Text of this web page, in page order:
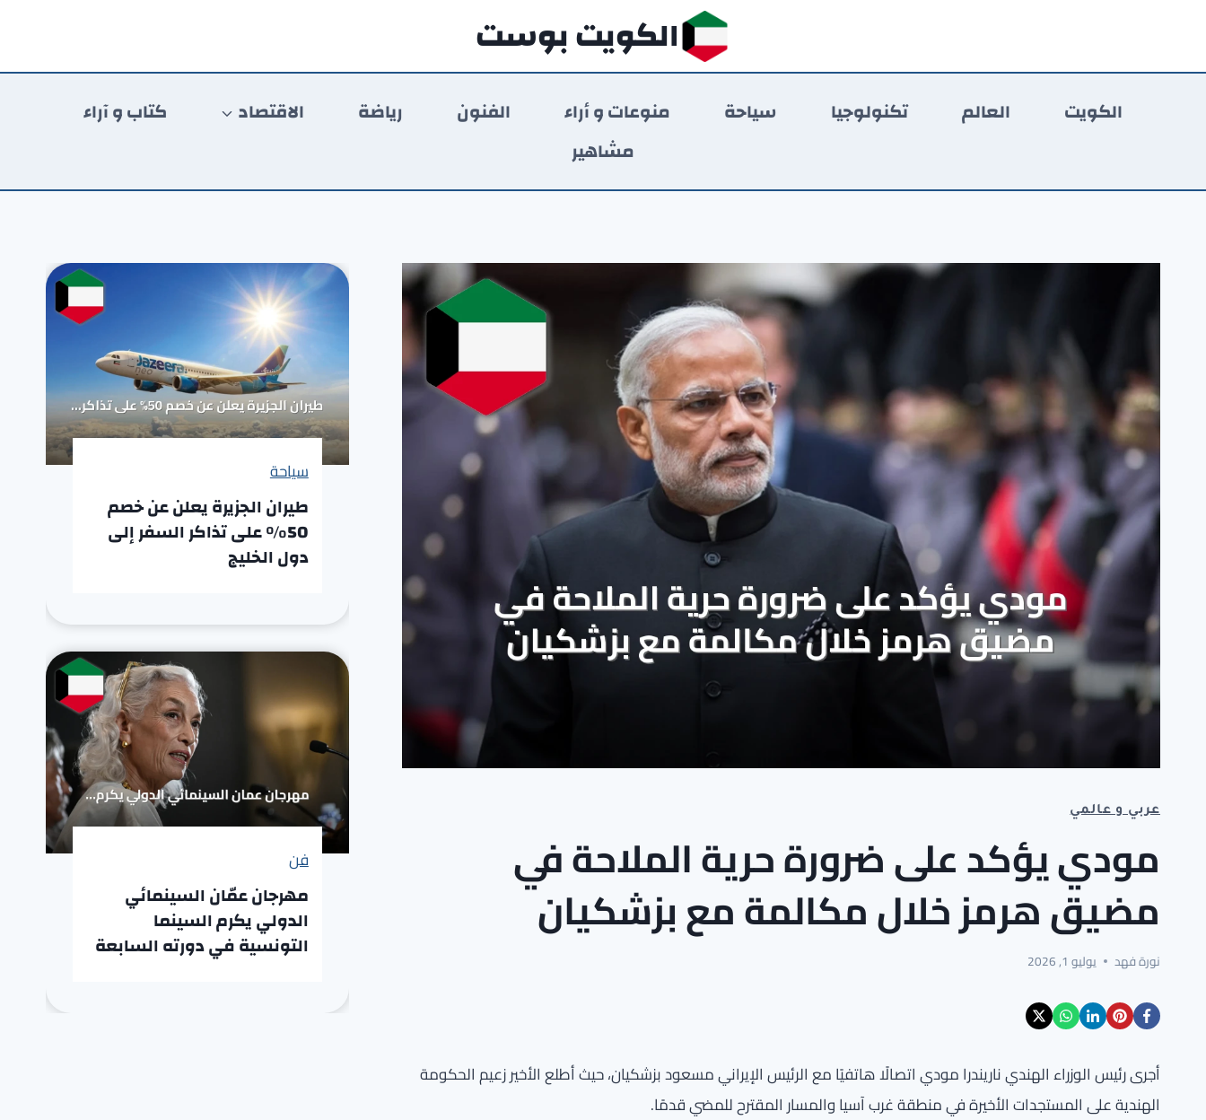
المحتوى
الكويت بوست
الكويت العالم تكنولوجيا سياحة منوعات و أراء الفنون رياضة الاقتصاد
كتاب و آراء
مشاهير
عربي و عالمي
مودي يؤكد على ضرورة حرية الملاحة في
مضيق هرمز خلال مكالمة مع بزشكيان
نورة فهد يوليو 1, 2026
أجرى رئيس الوزراء الهندي ناريندرا مودي اتصالًا هاتفيًا مع الرئيس الإيراني مسعود بزشكيان، حيث أطلع الأخير زعيم الحكومة
الهندية على المستجدات الأخيرة في منطقة غرب آسيا والمسار المقترح للمضي قدمًا.
سياحة
طيران الجزيرة يعلن عن خصم
50% على تذاكر السفر إلى
دول الخليج
فن
مهرجان عمّان السينمائي
الدولي يكرم السينما
التونسية في دورته السابعة